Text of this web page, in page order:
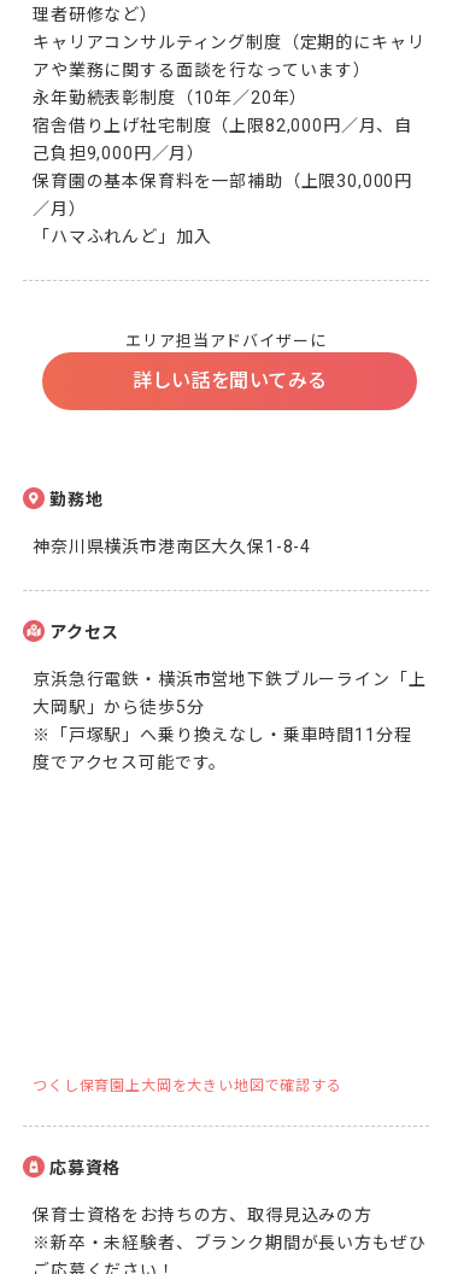
理者研修など）
キャリアコンサルティング制度（定期的にキャリ
アや業務に関する面談を行なっています）
永年勤続表彰制度（10年／20年）
宿舎借り上げ社宅制度（上限82,000円／月、自
己負担9,000円／月）
保育園の基本保育料を一部補助（上限30,000円
／月）
「ハマふれんど」加入
エリア担当アドバイザーに
詳しい話を聞いてみる
勤務地
神奈川県横浜市港南区大久保1-8-4
アクセス
京浜急行電鉄・横浜市営地下鉄ブルーライン「上
大岡駅」から徒歩5分
※「戸塚駅」へ乗り換えなし・乗車時間11分程
度でアクセス可能です。
つくし保育園上大岡を大きい地図で確認する
応募資格
保育士資格をお持ちの方、取得見込みの方
※新卒・未経験者、ブランク期間が長い方もぜひ